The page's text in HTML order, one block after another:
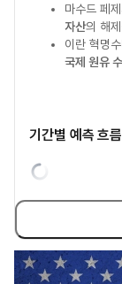
마수드 페
자산의 해
이란 혁명
국제 원유
기간별 예측 흐